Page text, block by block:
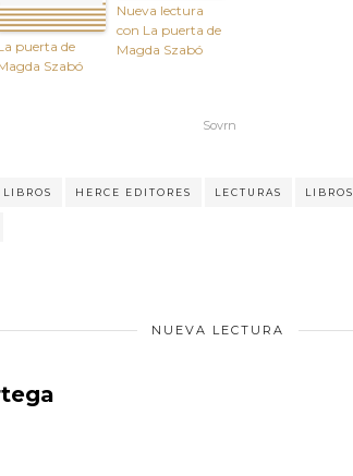
puerta de
Szabó
Nueva lectura
con La puerta de
Magda Szabó
Sovrn
HERCE EDITORES LECTURAS LIBROS
NUEVA LECTURA